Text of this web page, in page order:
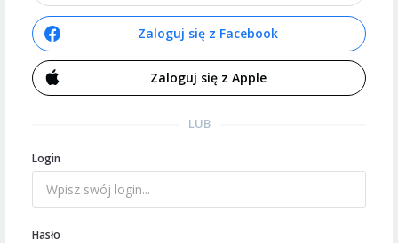
Zaloguj się z Facebook
Zaloguj się z Apple
LUB
Login
Hasło